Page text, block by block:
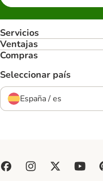
Servicios
Ventajas
Compras
Seleccionar país
España / es